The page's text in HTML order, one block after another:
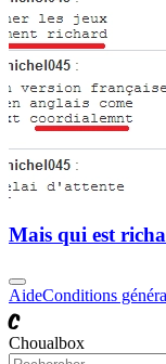
Mais qui est
AideConditions
C
Choualbox